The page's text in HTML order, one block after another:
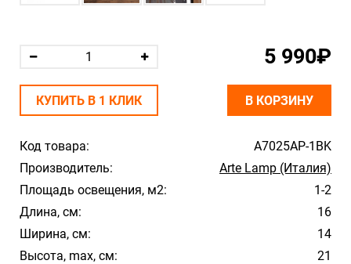
Код товара:
A7025AP-1BK
Производитель:
Arte Lamp (Италия)
Площадь освещения, м2:
1-2
Длина, см:
16
Ширина, см:
14
Высота, max, см:
21
5 990₽
КУПИТЬ В 1 КЛИК В КОРЗИНУ